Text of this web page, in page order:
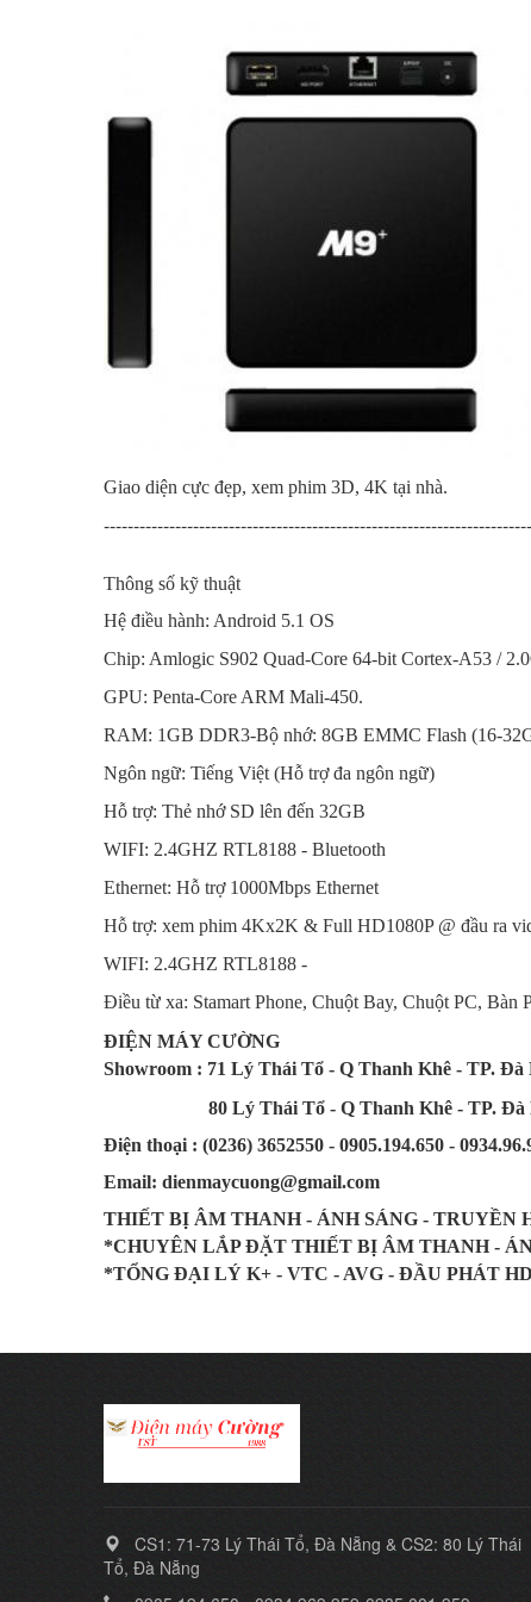
Giao diện cực đẹp, xem phim 3D, 4K tại nhà.​
Thông số kỹ thuật
Hệ điều hành: Android 5.1 OS
Chip: Amlogic S902 Quad-Core 64-bit Cortex-A53 /
GPU: Penta-Core ARM Mali-450.
RAM: 1GB DDR3-Bộ nhớ: 8GB EMMC Flash (16-
Ngôn ngữ: Tiếng Việt (Hỗ trợ đa ngôn ngữ)
Hỗ trợ: Thẻ nhớ SD lên đến 32GB
WIFI: 2.4GHZ RTL8188 - Bluetooth
Ethernet: Hỗ trợ 1000Mbps Ethernet
Hỗ trợ: xem phim 4Kx2K & Full HD1080P @ đầu ra
WIFI: 2.4GHZ RTL8188 -
Điều từ xa: Stamart Phone, Chuột Bay, Chuột PC, Bàn
ĐIỆN MÁY CƯỜNG
Showroom : 71 Lý Thái Tổ - Q Thanh Khê - TP. Đà
80 Lý Thái Tổ - Q Thanh Khê - TP. Đà
Điện thoại : (0236) 3652550 - 0905.194.650 -
Email: dienmaycuong@gmail.com
THIẾT BỊ ÂM THANH - ÁNH SÁNG - TRUYỀN
*CHUYÊN LẮP ĐẶT THIẾT BỊ ÂM THANH -
*TỔNG ĐẠI LÝ K+ - VTC - AVG - ĐẦU PHÁT
CS1: 71-73 Lý Thái Tổ, Đà Nẵng & CS2: 80 Lý Thái
Tổ, Đà Nẵng